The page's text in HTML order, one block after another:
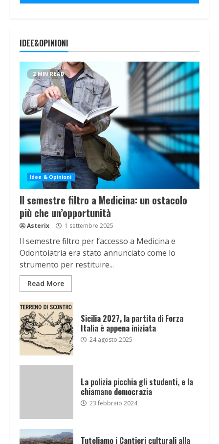
IDEE&OPINIONI
2 MIN READ
Idee & Opinioni
Il semestre filtro a Medicina: un ostacolo
più che un’opportunità
Asterix 1 settembre 2025
Il semestre filtro per l’accesso a Medicina e
Odontoiatria era stato annunciato come lo
strumento per restituire...
Read More
Sicilia 2027, la partita di Forza
Italia è appena iniziata
24 agosto 2025
La polizia picchia gli studenti, e la
chiamano democrazia
23 febbraio 2024
Tuteliamo i Cantieri culturali alla